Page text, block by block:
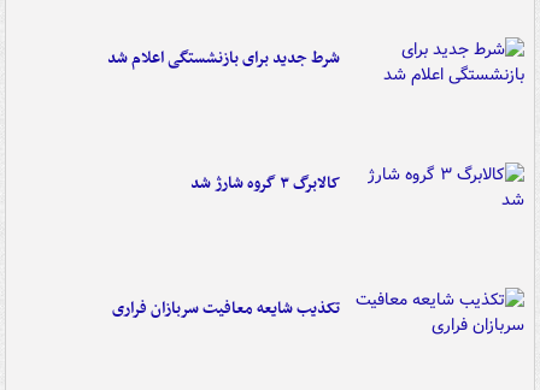
شرط جدید برای بازنشستگی اعلام شد
کالابرگ ۳ گروه شارژ شد
تکذیب شایعه معافیت سربازان فراری